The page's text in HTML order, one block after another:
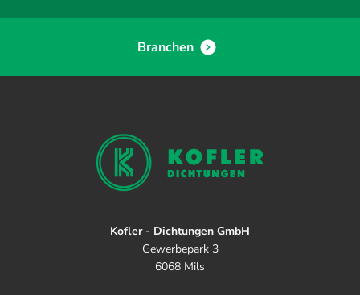
Branchen
Kofler - Dichtungen GmbH
Gewerbepark 3
6068 Mils